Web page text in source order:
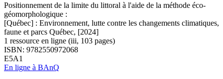
Positionnement de la limite du littoral à l'aide de la méthode éco-
géomorphologique :
[Québec] : Environnement, lutte contre les changements climatiques,
faune et parcs Québec, [2024]
1 ressource en ligne (iii, 103 pages)
ISBN: 9782550972068
E5A1
En ligne à BAnQ